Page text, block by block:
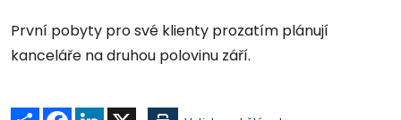
První pobyty pro své klienty prozatím plánují
kanceláře na druhou polovinu září.
Sdílet Facebook
LinkedIn